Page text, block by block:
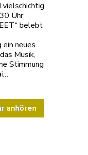
vielschichtig
Uhr
belebt
ein neues
Musik,
Stimmung
anhören